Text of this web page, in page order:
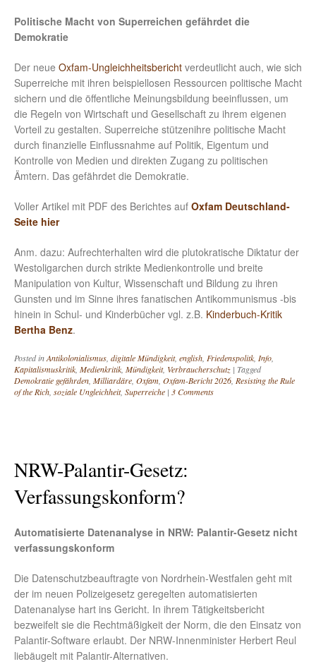
Politische Macht von Superreichen gefährdet die
Demokratie
Der neue Oxfam-Ungleichheitsbericht verdeutlicht auch, wie sich
Superreiche mit ihren beispiellosen Ressourcen politische Macht
sichern und die öffentliche Meinungsbildung beeinflussen, um
die Regeln von Wirtschaft und Gesellschaft zu ihrem eigenen
Vorteil zu gestalten. Superreiche stützenihre politische Macht
durch finanzielle Einflussnahme auf Politik, Eigentum und
Kontrolle von Medien und direkten Zugang zu politischen
Ämtern. Das gefährdet die Demokratie.
Voller Artikel mit PDF des Berichtes auf Oxfam Deutschland-
Seite hier
Anm. dazu: Aufrechterhalten wird die plutokratische Diktatur der
Westoligarchen durch strikte Medienkontrolle und breite
Manipulation von Kultur, Wissenschaft und Bildung zu ihren
Gunsten und im Sinne ihres fanatischen Antikommunismus -bis
hinein in Schul- und Kinderbücher vgl. z.B. Kinderbuch-Kritik
Bertha Benz.
Posted inAntikolonialismus, digitale Mündigkeit, english, Friedenspolitk, Info,
Kapitalismuskritik, Medienkritik, Mündigkeit, Verbraucherschutz | Tagged
Demokratie gefährden, Milliardäre, Oxfam, Oxfam-Bericht 2026, Resisting the Rule
of the Rich, soziale Ungleichheit, Superreiche | 3 Comments
NRW-Palantir-Gesetz:
Verfassungskonform?
Automatisierte Datenanalyse in NRW: Palantir-Gesetz nicht
verfassungskonform
Die Datenschutzbeauftragte von Nordrhein-Westfalen geht mit
der im neuen Polizeigesetz geregelten automatisierten
Datenanalyse hart ins Gericht. In ihrem Tätigkeitsbericht
bezweifelt sie die Rechtmäßigkeit der Norm, die den Einsatz von
Palantir-Software erlaubt. Der NRW-Innenminister Herbert Reul
liebäugelt mit Palantir-Alternativen.